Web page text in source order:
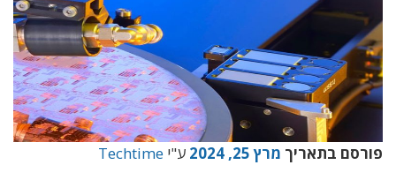
פורסם בתאריך מרץ 25, 2024 ע"י Techtime